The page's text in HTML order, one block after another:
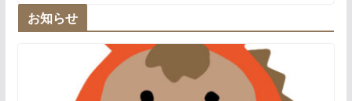
お知らせ